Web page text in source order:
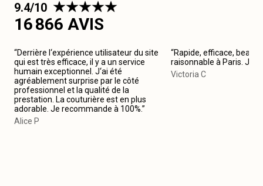
9.4/10
16 866 AVIS
“Derrière l‘expérience utilisateur du site
qui est très efficace, il y a un service
humain exceptionnel. J‘ai été
agréablement surprise par le côté
professionnel et la qualité de la
prestation. La couturière est en plus
adorable. Je recommande à 100%.”
Alice P
“Rapide, efficace, beau
raisonnable à Paris. Je
Victoria C